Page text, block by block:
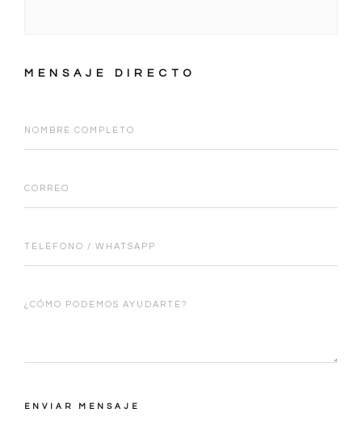
MENSAJE DIRECTO
ENVIAR MENSAJE